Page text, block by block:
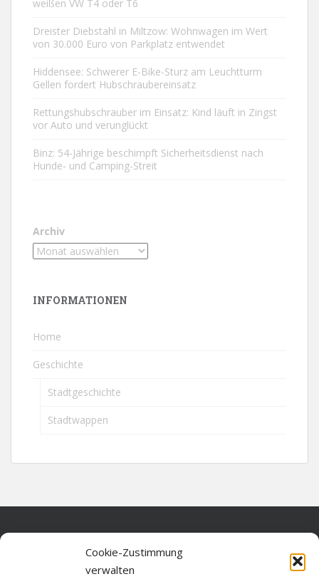
Cookie-Zustimmung
verwalten
weißen VW T4 oder T6
Dreister Diebstahl in Miltzow: Wohnwagen im Wert
von 30.000 Euro von Parkplatz entwendet
Hiddensee: Schwerer E-Bike-Sturz am Leuchtturm
Gellen fordert Hubschraubereinsatz
Rettungshubschrauber im Einsatz: Kind läuft in Zingst
vor Auto und verunglückt
Binz: 54-Jährige beschimpft Sicherheitsdienst nach
Hunde- und Camping-Streit
Archiv
INFORMATIONEN
Home
Geschichte
Stadtgeschichte
Stadtwappen